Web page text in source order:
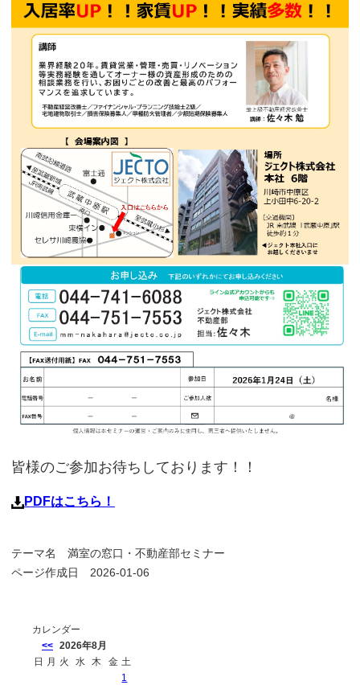
皆様のご参加お待ちしております！！
PDFはこちら！
テーマ名 満室の窓口・不動産部セミナー
ページ作成日 2026-01-06
カレンダー
<<
2026年8月
日
月 火 水 木 金 土
1